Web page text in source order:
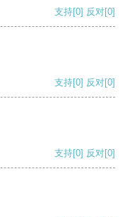
支持[0] 反对[0]
支持[0] 反对[0]
支持[0] 反对[0]